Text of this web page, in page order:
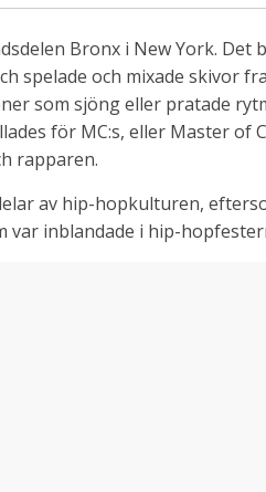
Bronx i New York. Det
spelade och mixade skivor
som sjöng eller pratade
för MC:s, eller Master of
rapparen.
av hip-hopkulturen,
var inblandade i hip-